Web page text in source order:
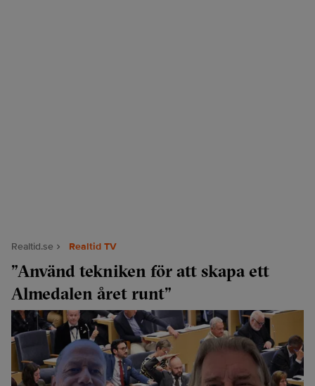
Realtid.se Realtid TV
”Använd tekniken för att skapa ett
Almedalen året runt”